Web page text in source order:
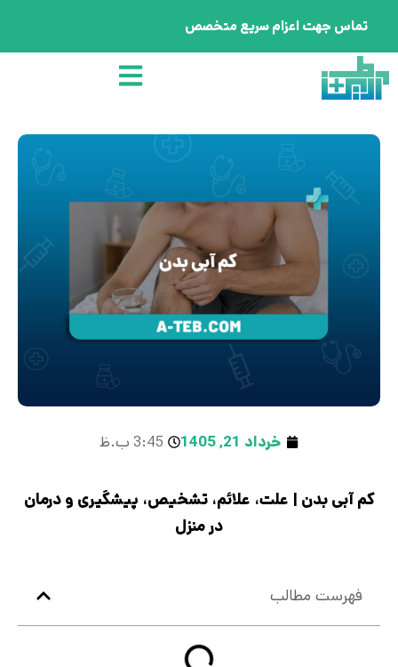
تماس جهت اعزام سریع متخصص
خرداد 21, 1405 3:45 ب.ظ
کم‌ آبی بدن | علت، علائم، تشخیص، پیشگیری و درمان
در منزل
فهرست مطالب